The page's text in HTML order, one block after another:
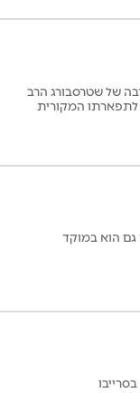
של שטרסבורג הרב
לתפארתו המקורית
גם הוא במוקד